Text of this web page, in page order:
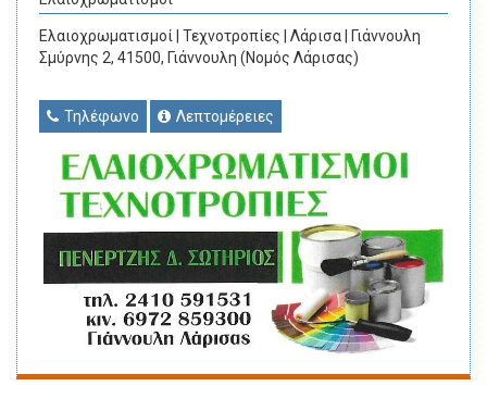
Ελαιοχρωματισμοί | Τεχνοτροπίες | Λάρισα | Γιάννουλη
Σμύρνης 2, 41500, Γιάννουλη (Νομός Λάρισας)
Τηλέφωνο Λεπτομέρειες